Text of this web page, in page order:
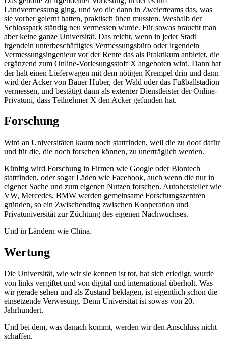
Landvermessung ging, und wo die dann in Zweierteams das, was
sie vorher gelernt hatten, praktisch üben mussten. Weshalb der
Schlosspark ständig neu vermessen wurde. Für sowas braucht man
aber keine ganze Universität. Das reicht, wenn in jeder Stadt
irgendein unterbeschäftigtes Vermessungsbüro oder irgendein
Vermessungsingenieur vor der Rente das als Praktikum anbietet, die
ergänzend zum Online-Vorlesungsstoff X angeboten wird. Dann hat
der halt einen Lieferwagen mit dem nötigen Krempel drin und dann
wird der Acker von Bauer Huber, der Wald oder das Fußballstadion
vermessen, und bestätigt dann als externer Dienstleister der Online-
Privatuni, dass Teilnehmer X den Acker gefunden hat.
Forschung
Wird an Universitäten kaum noch stattfinden, weil die zu doof dafür
und für die, die noch forschen können, zu unerträglich werden.
Künftig wird Forschung in Firmen wie Google oder Biontech
stattfinden, oder sogar Läden wie Facebook, auch wenn die nur in
eigener Sache und zum eigenen Nutzen forschen. Autohersteller wie
VW, Mercedes, BMW werden gemeinsame Forschungszentren
gründen, so ein Zwischending zwischen Kooperation und
Privatuniversität zur Züchtung des eigenen Nachwuchses.
Und in Ländern wie China.
Wertung
Die Universität, wie wir sie kennen ist tot, hat sich erledigt, wurde
von links vergiftet und von digital und international überholt. Was
wir gerade sehen und als Zustand beklagen, ist eigentlich schon die
einsetzende Verwesung. Denn Universität ist sowas von 20.
Jahrhundert.
Und bei dem, was danach kommt, werden wir den Anschluss nicht
schaffen.